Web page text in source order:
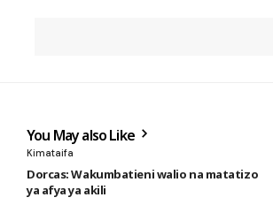
You May also Like
Kimataifa
Dorcas: Wakumbatieni walio na matatizo
ya afya ya akili